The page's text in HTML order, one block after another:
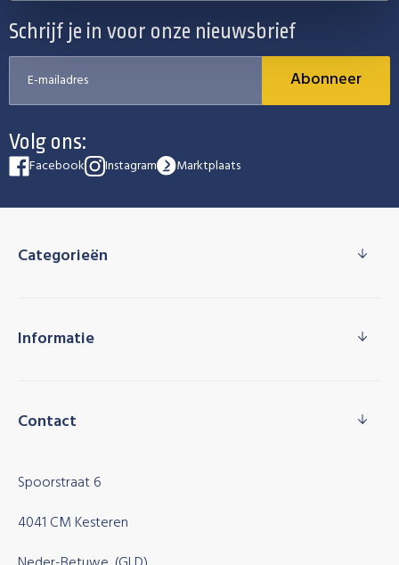
Schrijf je in voor onze nieuwsbrief
Abonneer
Volg ons:
Facebook Instagram Marktplaats
Categorieën
Informatie
Contact
Spoorstraat 6
4041 CM Kesteren